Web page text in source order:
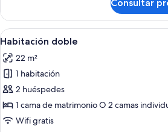
doble
de
uso
Consultar
Abrir
todas
las
fotos
de
Habitación
doble
6
Habitación doble
22 m²
1 habitación
2 huéspedes
1 cama de matrimonio O 2 camas
Wifi gratis